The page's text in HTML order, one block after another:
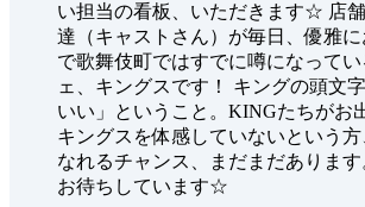
い担当の看板、いただきます☆ 店
達（キャストさん）が毎日、優雅
で歌舞伎町ではすでに噂になって
ェ、キングスです！ キングの頭文
いい」ということ。KINGたちがお
キングスを体感していないという
なれるチャンス、まだまだあります
お待ちしています☆